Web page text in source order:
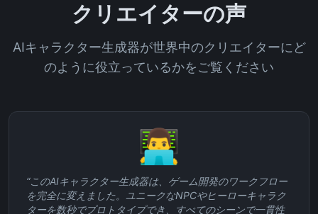
クリエイターの声
AIキャラクター生成器が世界中のクリエイターにど
のように役立っているかをご覧ください
👨‍💻
“このAIキャラクター生成器は、ゲーム開発のワークフロー
を完全に変えました。ユニークなNPCやヒーローキャラク
ターを数秒でプロトタイプでき、すべてのシーンで一貫性